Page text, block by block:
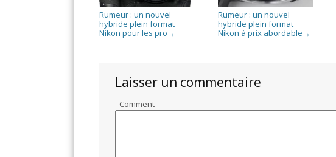
Rumeur : un nouvel
hybride plein format
Nikon pour les pro →
Rumeur : un nouvel
hybride plein format
Nikon à prix abordable →
Laisser un commentaire
Comment